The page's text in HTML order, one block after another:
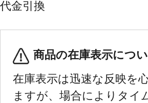
代金引換
商品の在庫表示につ
在庫表示は迅速な反映を
ますが、場合によりタイ